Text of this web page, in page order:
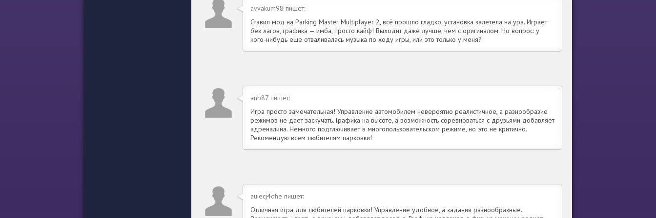
avvakum98 пишет:
Ставил мод на Parking Master Multiplayer 2, всё прошло гладко, установка залетела на ура. Играет
без лагов, графика — имба, просто кайф! Выходит даже лучше, чем с оригиналом. Но вопрос: у
кого-нибудь еще отваливалась музыка по ходу игры, или это только у меня?
anb87 пишет:
Игра просто замечательная! Управление автомобилем невероятно реалистичное, а разнообразие
режимов не дает заскучать. Графика на высоте, а возможность соревноваться с друзьями добавляет
адреналина. Немного подглючивает в многопользовательском режиме, но это не критично.
Рекомендую всем любителям парковки!
auiecj4dhe пишет:
Отличная игра для любителей парковки! Управление удобное, а задания разнообразные.